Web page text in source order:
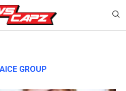
AICE GROUP